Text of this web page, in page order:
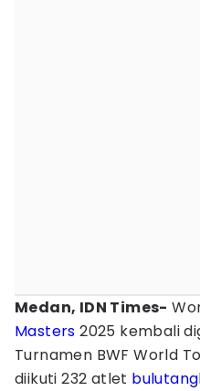
Medan, IDN Times-
Masters 2025 kembali
Turnamen BWF World
diikuti 232 atlet